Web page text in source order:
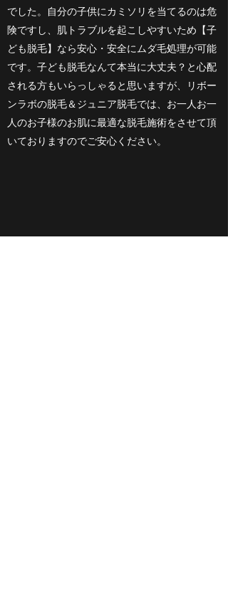
でした。自分の子供にカミソリを当てるのは危
険ですし、肌トラブルを起こしやすいため【子
ども脱毛】なら安心・安全にムダ毛処理が可能
です。子ども脱毛なんて本当に大丈夫？と心配
される方もいらっしゃると思いますが、リボー
ンラボの脱毛＆ジュニア脱毛では、お一人お一
人のお子様のお肌に最適な脱毛施術をさせて頂
いておりますのでご安心ください。